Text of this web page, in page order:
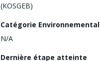
(KOSGEB)
Catégorie
N/A
Dernière étape atteinte